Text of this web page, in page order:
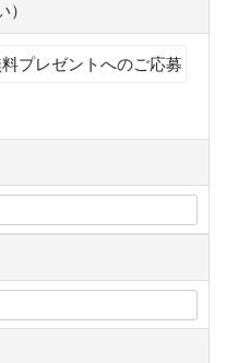
プレゼントへのご応募